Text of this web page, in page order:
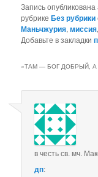
Запись
рубрикеБез рубрики
Маньчжурия,миссия
Добавьте в закладки
«ТАМ — БОГ ДОБРЫЙ,
в честь св. мч.
дп: